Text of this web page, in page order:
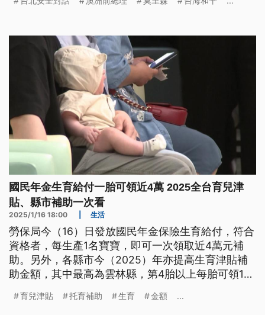
和平」的重要性，認為台灣除了爭取盟友支持、加強
國民年金生育給付一胎可領近4萬 2025全台育兒津
貼、縣市補助一次看
2025/1/16 18:00 生活
勞保局今（16）日發放國民年金保險生育給付，符合
資格者，每生產1名寶寶，即可一次領取近4萬元補
助。另外，各縣市今（2025）年亦提高生育津貼補
助金額，其中最高為雲林縣，第4胎以上每胎可領13
險生育給付、生育與育兒津貼，以及托育補助等相關
育兒津貼 托育補助 生育 金額 ...